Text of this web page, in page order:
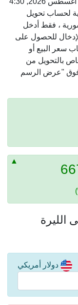
لحساب تحويل
، فقط أدخل
للحصول على
سعر البيع أو
بالتحويل من
فوق "عرض الرسم
إلى الليرة
دولار أمريكي